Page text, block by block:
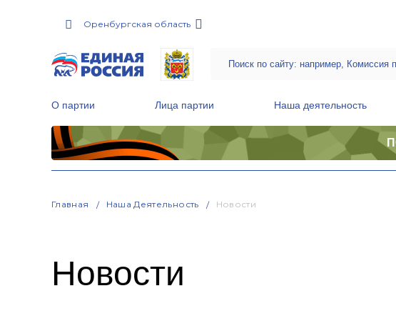
Оренбургская область
О партии Лица партии Наша деятельность
Главная Наша Деятельность Новости
Новости